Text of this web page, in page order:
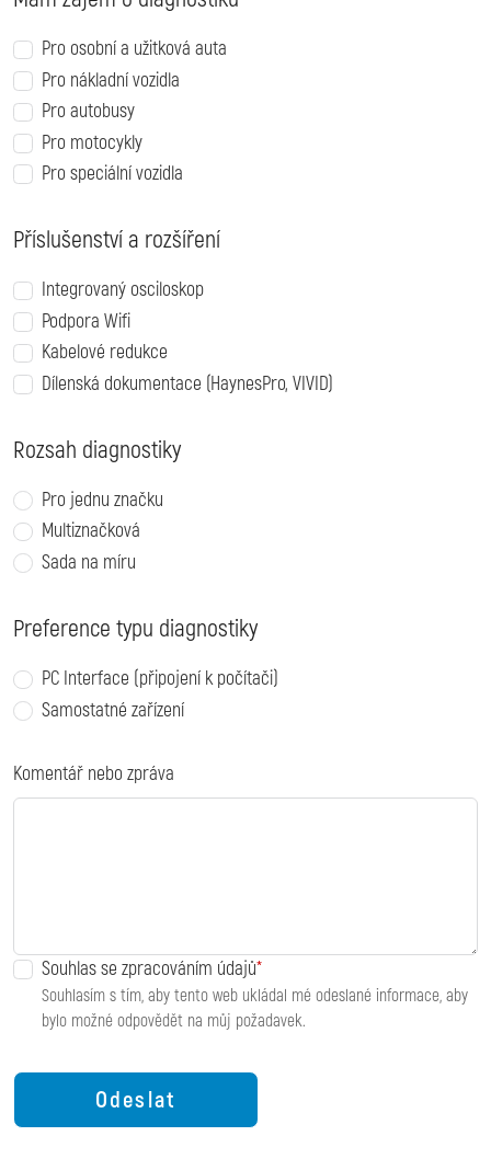
Pro osobní a užitková auta
Pro nákladní vozidla
Pro autobusy
Pro motocykly
Pro speciální vozidla
Příslušenství a rozšíření
Integrovaný osciloskop
Podpora Wifi
Kabelové redukce
Dílenská dokumentace (HaynesPro, VIVID)
Rozsah diagnostiky
Pro jednu značku
Multiznačková
Sada na míru
Preference typu diagnostiky
PC Interface (připojení k počítači)
Samostatné zařízení
Komentář nebo zpráva
Souhlas se zpracováním údajů
Souhlasím s tím, aby tento web ukládal mé odeslané informace, aby
bylo možné odpovědět na můj požadavek.